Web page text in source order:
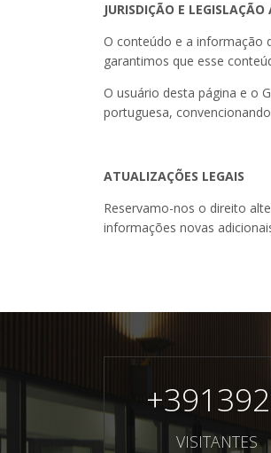
JURISDIÇÃO E LEGISLAÇÃO
O conteúdo e a informação
garantimos que esse
O usuário desta página e o
portuguesa,
ATUALIZAÇÕES LEGAIS
Reservamo-nos o direito
informações novas
+
VISITANTES